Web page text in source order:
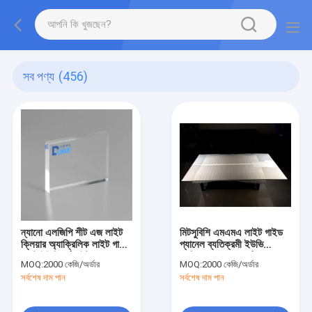
সব পণ্য (456)
ন্যানো এলজিপি শীট এজ লাইট
ক্লিয়ার অ্যাক্রিলিক লাইট গাইড
ট্রান্সমিট্যান্সের জন্য
MOQ:2000 কেজি/অর্ডার
সর্বশেষ দাম পান
মিটসুবিশি এমএমএ লাইট গাইড
প্যানেল ব্যতিক্রমী ইউভি
এক্রাইলিক শীট
MOQ:2000 কেজি/অর্ডার
সর্বশেষ দাম পান